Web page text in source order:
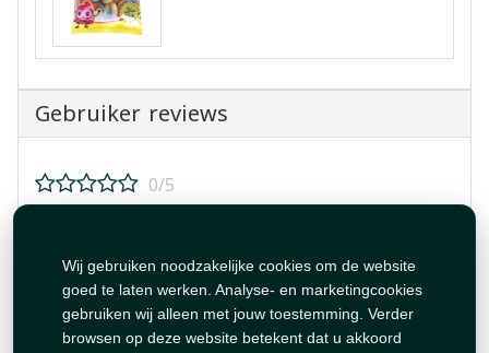
Wij gebruiken noodzakelijke cookies om de website
goed te laten werken. Analyse- en marketingcookies
gebruiken wij alleen met jouw toestemming. Verder
browsen op deze website betekent dat u akkoord
Gebruiker reviews
0/5